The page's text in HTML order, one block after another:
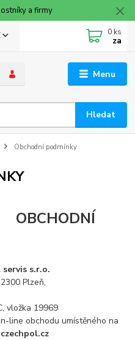
a firmy
Menu
Hledat
0 ks
za
Obchodní podmínky
OBCHODNÍ
servis s.r.o.
32300 Plzeň,
C, vložka 19969
line obchodu umístěného na